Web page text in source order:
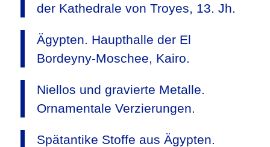
der Kathedrale von Troyes, 13. Jh.
Ägypten. Haupthalle der El
Bordeyny-Moschee, Kairo.
Niellos und gravierte Metalle.
Ornamentale Verzierungen.
Spätantike Stoffe aus Ägypten.